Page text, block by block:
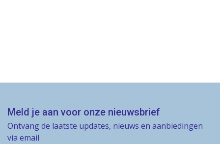
Meld je aan voor onze nieuwsbrief
Ontvang de laatste updates, nieuws en aanbiedingen
via email